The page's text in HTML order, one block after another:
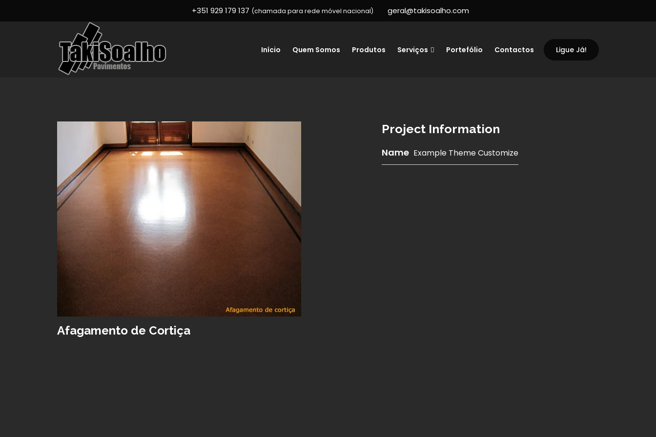
+351 929 179 137 (chamada para rede móvel nacional) geral@takisoalho.com
Início Quem Somos Produtos Serviços Portefólio Contactos Ligue Já!
Project Information
Name Example Theme Customize
Afagamento de Cortiça